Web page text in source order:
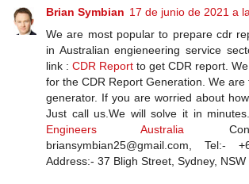
Brian Symbian 17 de junio de 2021 a
We are most popular to prepare cdr
in Australian engieneering service
link : CDR Report to get CDR report.
for the CDR Report Generation. We
generator. If you are worried about
Just call us.We will solve it in
Engineers Australia
briansymbian25@gmail.com, Tel:-
Address:- 37 Bligh Street, Sydney,